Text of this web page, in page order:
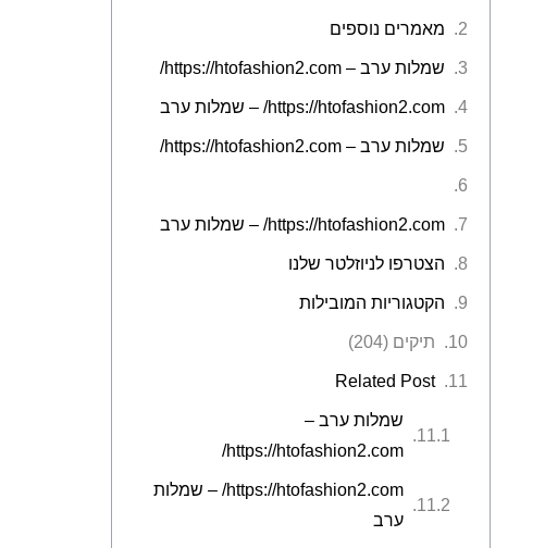
מאמרים נוספים
שמלות ערב – https://htofashion2.com/
https://htofashion2.com/ – שמלות ערב
שמלות ערב – https://htofashion2.com/
https://htofashion2.com/ – שמלות ערב
הצטרפו לניוזלטר שלנו
הקטגוריות המובילות
תיקים (204)
Related Post
שמלות ערב –
https://htofashion2.com/
https://htofashion2.com/ – שמלות
ערב